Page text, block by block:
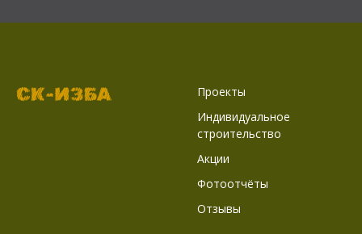
Проекты
Индивидуальное
строительство
Акции
Фотоотчёты
Отзывы